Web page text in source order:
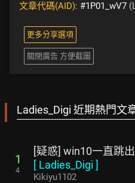
文章代碼(AID): #1P01_wV7
更多分享選項
關閉廣告 方便截圖
Ladies_Digi 近期熱門文
1
4
[疑惑] win10一直跳
[ Ladies_Digi ]
Kikiyu1102